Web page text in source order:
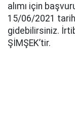
alımı için
15/06/2021
gidebilirsiniz.
ŞİMŞEK’tir.